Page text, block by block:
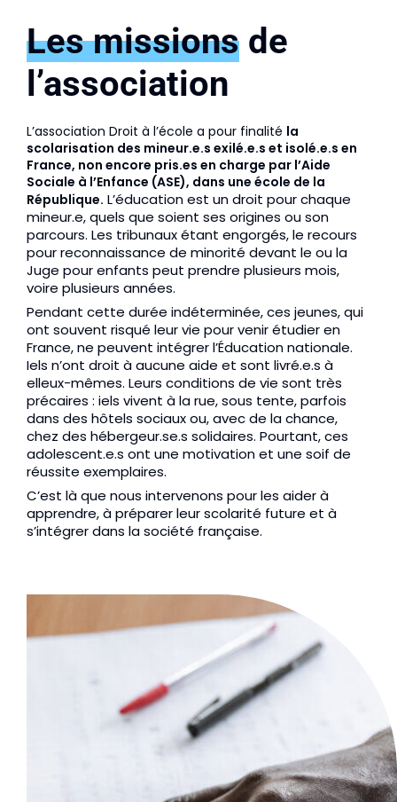
Les missions de
l’association
L’association Droit à l’école a pour finalité la
scolarisation des mineur.e.s exilé.e.s et isolé.e.s en
France, non encore pris.es en charge par l’Aide
Sociale à l’Enfance (ASE), dans une école de la
République. L’éducation est un droit pour chaque
mineur.e, quels que soient ses origines ou son
parcours. Les tribunaux étant engorgés, le recours
pour reconnaissance de minorité devant le ou la
Juge pour enfants peut prendre plusieurs mois,
voire plusieurs années.
Pendant cette durée indéterminée, ces jeunes, qui
ont souvent risqué leur vie pour venir étudier en
France, ne peuvent intégrer l’Éducation nationale.
Iels n’ont droit à aucune aide et sont livré.e.s à
elleux-mêmes. Leurs conditions de vie sont très
précaires : iels vivent à la rue, sous tente, parfois
dans des hôtels sociaux ou, avec de la chance,
chez des hébergeur.se.s solidaires. Pourtant, ces
adolescent.e.s ont une motivation et une soif de
réussite exemplaires.
C’est là que nous intervenons pour les aider à
apprendre, à préparer leur scolarité future et à
s’intégrer dans la société française.